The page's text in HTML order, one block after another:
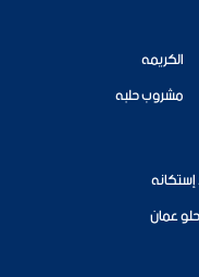
الكريمه
مشروب حلبه
عمان